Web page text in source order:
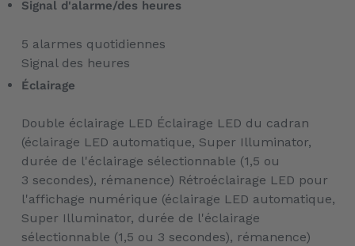
Signal d'alarme/des heures
5 alarmes quotidiennes
Signal des heures
Éclairage
Double éclairage LED Éclairage LED du cadran
(éclairage LED automatique, Super Illuminator,
durée de l'éclairage sélectionnable (1,5 ou
3 secondes), rémanence) Rétroéclairage LED pour
l'affichage numérique (éclairage LED automatique,
Super Illuminator, durée de l'éclairage
sélectionnable (1,5 ou 3 secondes), rémanence)